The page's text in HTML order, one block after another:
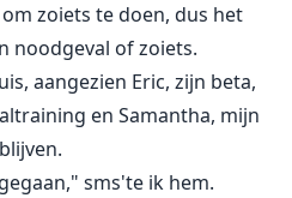
zoiets te doen, dus het
noodgeval of zoiets.
aangezien Eric, zijn beta,
en Samantha, mijn
sms'te ik hem.